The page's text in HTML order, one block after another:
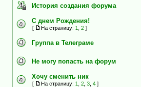
История создания форума
С днем Рождения!
[ На страницу: 1 2 ]
Группа в Телеграме
Не могу попасть на форум
Хочу сменить ник
[ На страницу: 1 2 3 4 ]